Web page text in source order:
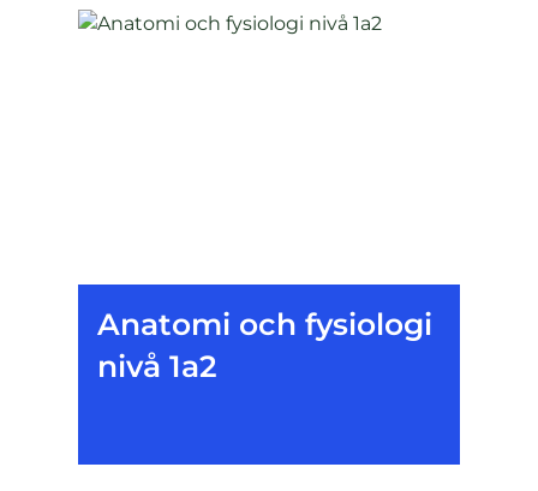
Anatomi och fysiologi
nivå 1a2